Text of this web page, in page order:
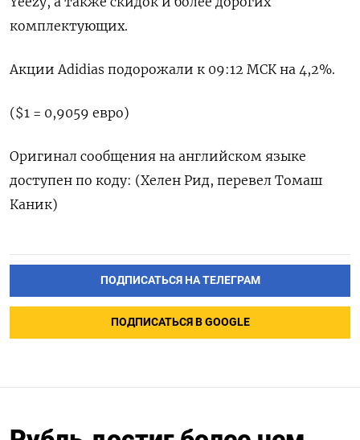
комплектующих.
Акции Adidias подорожали к 09:12 МСК на 4,2%.
($1 = 0,9059 евро)
Оригинал сообщения на английском языке
доступен по коду: (Хелен Рид, перевел Томаш
Каник)
ПОДПИСАТЬСЯ НА ТЕЛЕГРАМ
ПОДПИСАТЬСЯ В GOOGLE